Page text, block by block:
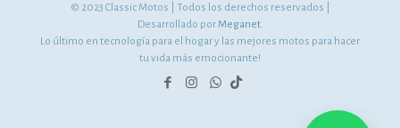
© 2023 Classic Motos | Todos los derechos reservados |
Desarrollado por Meganet.
Lo último en tecnología para el hogar y las mejores motos para hacer
tu vida más emocionante!